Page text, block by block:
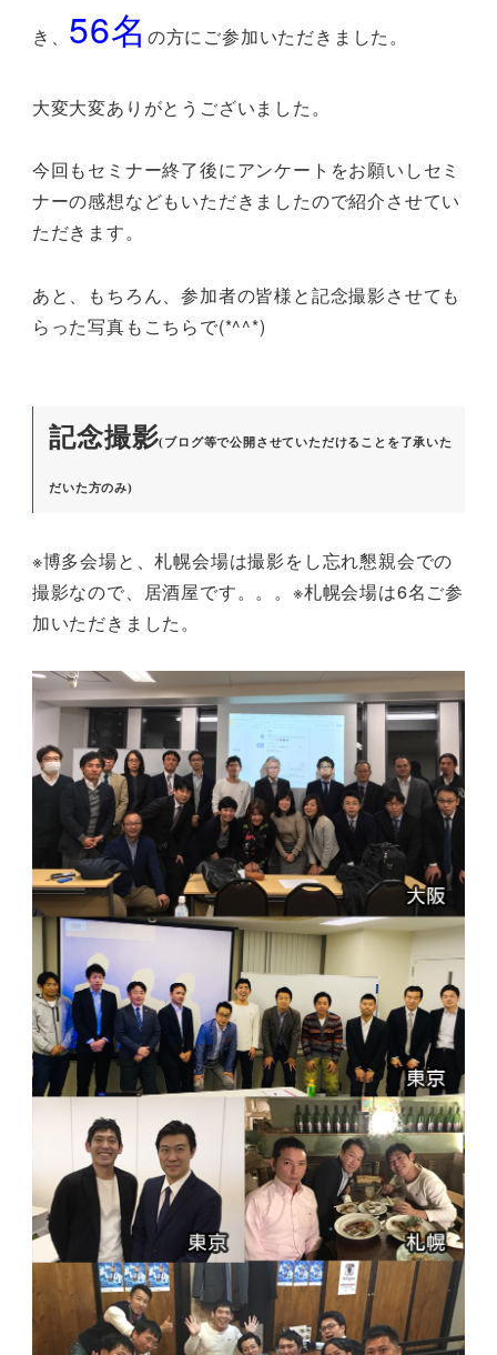
き、 56名 の方にご参加いただきました。
大変大変ありがとうございました。
今回もセミナー終了後にアンケートをお願いしセミ
ナーの感想などもいただきましたので紹介させてい
ただきます。
あと、もちろん、参加者の皆様と記念撮影させても
らった写真もこちらで(*^^*)
記念撮影(ブログ等で公開させていただけることを了承いた
だいた方のみ)
※博多会場と、札幌会場は撮影をし忘れ懇親会での
撮影なので、居酒屋です。。。※札幌会場は6名ご参
加いただきました。